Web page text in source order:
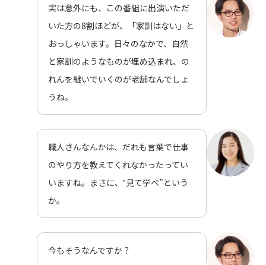
実は意外にも、この番組に出演いただ
いた方の8割ほどが、「家訓はない」と
おっしゃいます。日々のなかで、自然
と家訓のようなものが埋め込まれ、の
れんを継いでいくのが老舗なんでしょ
うね。
職人さんなんかは、だれも言葉で仕事
のやり方を教えてくれなかったってい
いますね。まさに、‟見て学べ”という
か。
今もそうなんですか？